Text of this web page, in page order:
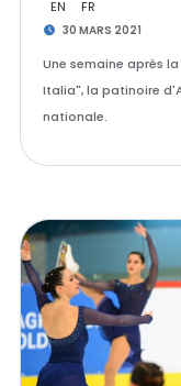
EN FR
30 MARS 2021
Une semaine après
Italia", la patinoire
nationale.